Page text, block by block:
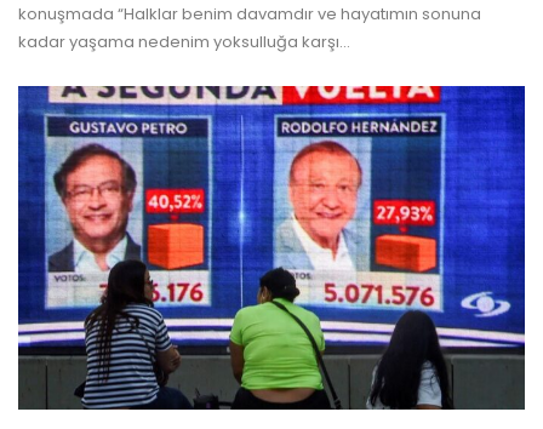
konuşmada “Halklar benim davamdır ve hayatımın sonuna
kadar yaşama nedenim yoksulluğa karşı…